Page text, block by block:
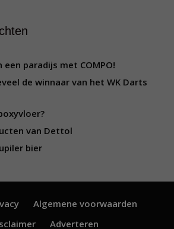
een paradijs met COMPO!
de winnaar van het WK Darts
van Dettol
bier
Algemene voorwaarden
Adverteren